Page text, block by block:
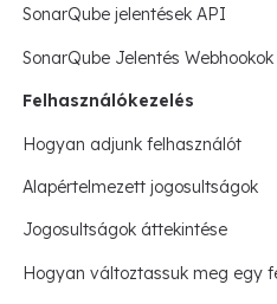
SonarQube jelentések API
SonarQube Jelentés Webhookok
Felhasználókezelés
Hogyan adjunk felhasználót
Alapértelmezett jogosultságok
Jogosultságok áttekintése
Hogyan változtassuk meg egy